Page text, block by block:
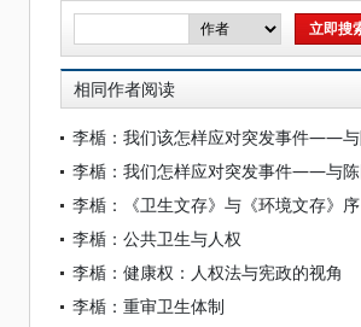
相同作者阅读
李楯：《卫生文存》与《环境文存》序
李楯：公共卫生与人权
李楯：健康权：人权法与宪政的视角
李楯：重审卫生体制